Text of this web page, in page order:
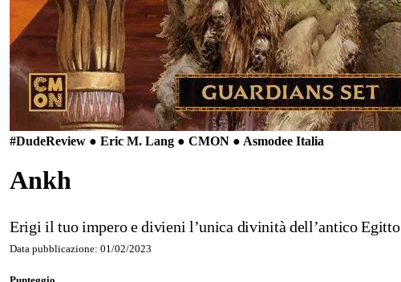
#DudeReview ● Eric M. Lang ● CMON ● Asmodee Italia
Ankh
Erigi il tuo impero e divieni l’unica divinità dell’antico Egitto
Data pubblicazione: 01/02/2023